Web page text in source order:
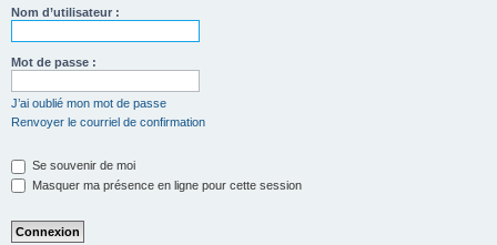
Nom d’utilisateur :
Mot de passe :
J’ai oublié mon mot de passe
Renvoyer le courriel de confirmation
Se souvenir de moi
Masquer ma présence en ligne pour cette session